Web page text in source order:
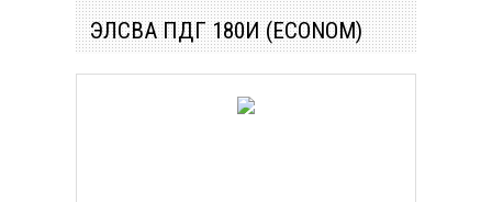
ЭЛСВА ПДГ 180И (ECONOM)